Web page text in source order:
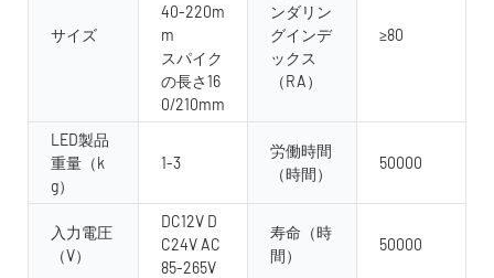
サイズ
40-220m
m
スパイク
の長さ16
0/210mm
ンダリン
グインデ
ックス
（RA）
≥80
LED製品
重量（k
g）
1-3
労働時間
（時間）
50000
入力電圧
（V）
DC12V D
C24V AC
85-265V
寿命（時
間）
50000